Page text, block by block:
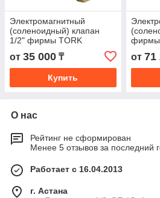
Электромагнитный
(соленоидный) клапан
1/2" фирмы TORK
от 35 000 ₸
Купить
фирмы
от 71
О нас
Рейтинг не сформирован
Менее 5 отзывов за последний
Работает с 16.04.2013
г. Астана